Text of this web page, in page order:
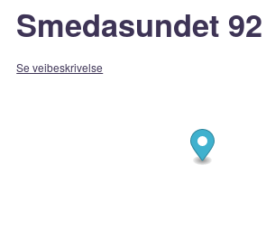
Smedasundet 92
Se veibeskrivelse